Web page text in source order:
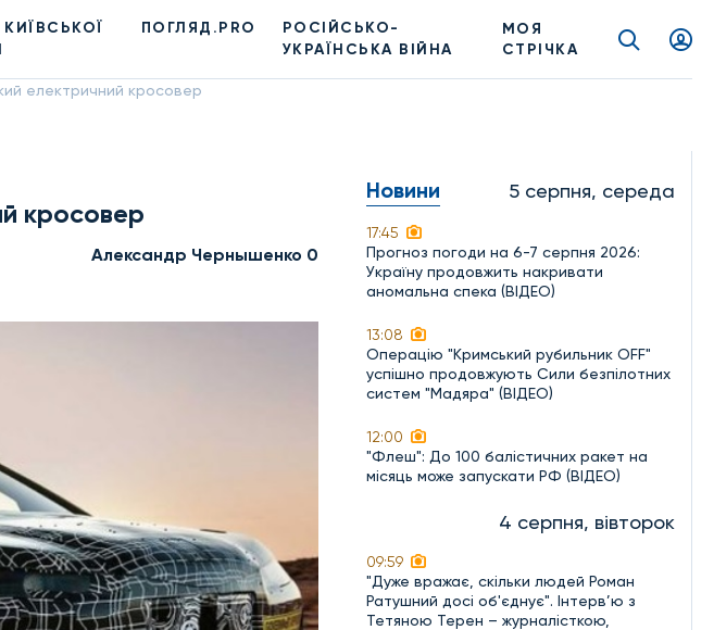
ПОГЛЯД.PRO
РОСІЙСЬКО-
УКРАЇНСЬКА ВІЙНА
МОЯ
СТРІЧКА
електричний кросовер
кросовер
Александр Чернышенко 0
Новини 5 серпня, середа
17:45
Прогноз погоди на 6-7 серпня 2026:
Україну продовжить накривати
аномальна спека (ВІДЕО)
13:08
Операцію "Кримський рубильник OFF"
успішно продовжують Сили безпілотних
систем "Мадяра" (ВІДЕО)
12:00
"Флеш": До 100 балістичних ракет на
місяць може запускати РФ (ВІДЕО)
4 серпня, вівторок
09:59
"Дуже вражає, скільки людей Роман
Ратушний досі об'єднує". Інтерв’ю з
Тетяною Терен – журналісткою,